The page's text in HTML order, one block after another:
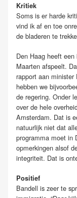
Kritiek
Soms is er harde
vind ik af en toe
de bladeren te
Den Haag heeft
Maarten afspeelt.
rapport aan minister
hebben we
de regering. Onder
over de hele
Amsterdam. Dat is
natuurlijk niet dat
programma moet in
opmerkingen alsof
integriteit. Dat is
Positief
Bandell is zeer te